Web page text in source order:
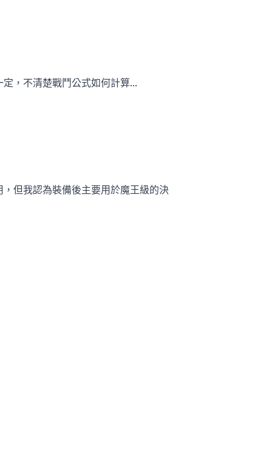
，不清楚戰鬥公式如何計算...
但我認為裝備後主要用於魔王級的決